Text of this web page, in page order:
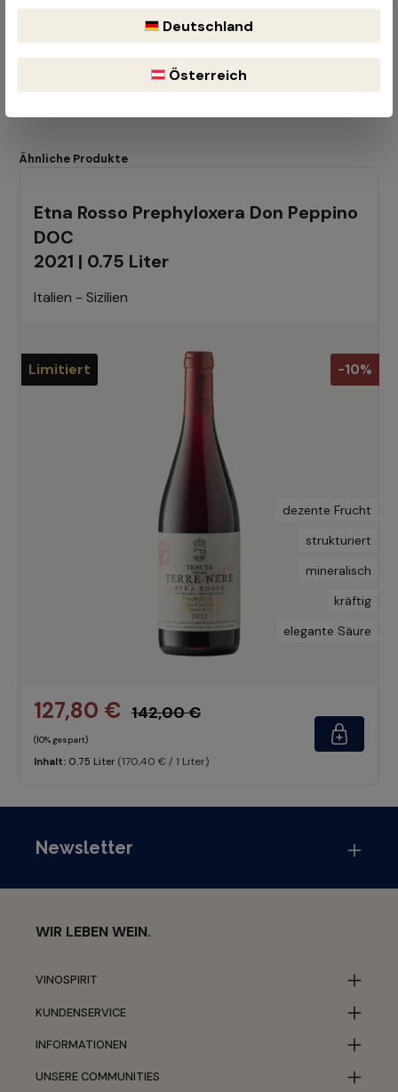
Ähnliche Produkte
Etna Rosso Prephyloxera Don Peppino
DOC
2021 | 0.75 Liter
Italien - Sizilien
-10%
Limitiert
dezente Frucht
strukturiert
mineralisch
kräftig
elegante Säure
127,80 € 142,00 €
(10% gespart)
Inhalt: 0.75 Liter (170,40 € / 1 Liter)
Newsletter
WIR LEBEN WEIN.
VINOSPIRIT
KUNDENSERVICE
INFORMATIONEN
UNSERE COMMUNITIES
Deutschland
Österreich